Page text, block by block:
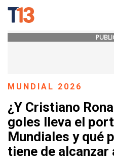
MUNDIAL 2026
¿Y Cristiano
goles lleva el
Mundiales y qué
tiene de alcanzar